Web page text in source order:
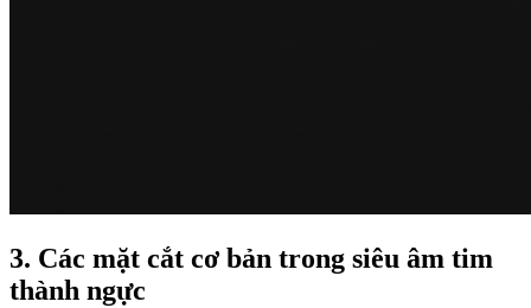
3. Các mặt cắt cơ bản trong siêu âm tim
thành ngực